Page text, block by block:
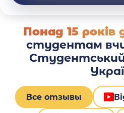
Понад 15 років
студентам
Студентський
Все отзывы